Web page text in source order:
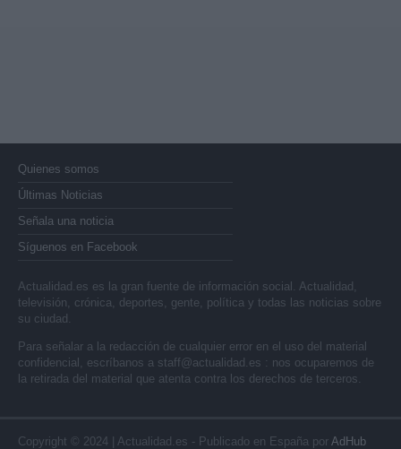
Quienes somos
Últimas Noticias
Señala una noticia
Síguenos en Facebook
Actualidad.es es la gran fuente de información social. Actualidad,
televisión, crónica, deportes, gente, política y todas las noticias sobre
su ciudad.
Para señalar a la redacción de cualquier error en el uso del material
confidencial, escríbanos a staff@actualidad.es : nos ocuparemos de
la retirada del material que atenta contra los derechos de terceros.
Copyright © 2024 | Actualidad.es - Publicado en España por AdHub